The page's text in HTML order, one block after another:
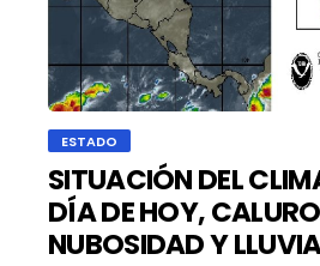
ESTADO
SITUACIÓN DEL
DÍA DE HOY,
NUBOSIDAD Y